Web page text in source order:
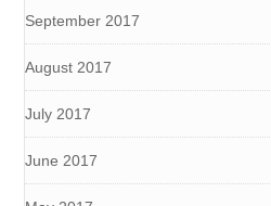
September 2017
August 2017
July 2017
June 2017